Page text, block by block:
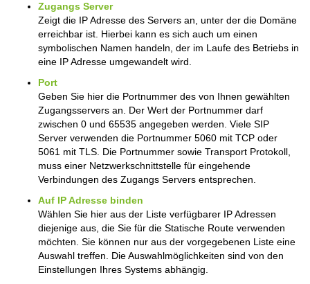
Zugangs Server
Zeigt die IP Adresse des Servers an, unter der die Domäne
erreichbar ist. Hierbei kann es sich auch um einen
symbolischen Namen handeln, der im Laufe des Betriebs in
eine IP Adresse umgewandelt wird.
Port
Geben Sie hier die Portnummer des von Ihnen gewählten
Zugangsservers an. Der Wert der Portnummer darf
zwischen 0 und 65535 angegeben werden. Viele SIP
Server verwenden die Portnummer 5060 mit TCP oder
5061 mit TLS. Die Portnummer sowie Transport Protokoll,
muss einer Netzwerkschnittstelle für eingehende
Verbindungen des Zugangs Servers entsprechen.
Auf IP Adresse binden
Wählen Sie hier aus der Liste verfügbarer IP Adressen
diejenige aus, die Sie für die Statische Route verwenden
möchten. Sie können nur aus der vorgegebenen Liste eine
Auswahl treffen. Die Auswahlmöglichkeiten sind von den
Einstellungen Ihres Systems abhängig.